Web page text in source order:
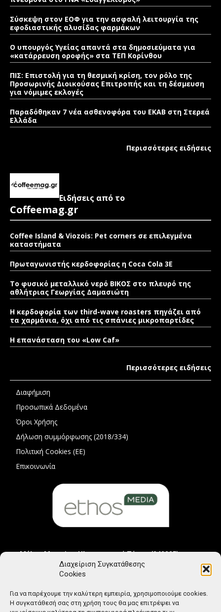
Διαχείριση Συγκατάθεσης
Cookies
Για να παρέχουμε την καλύτερη εμπειρία, χρησιμοποιούμε cookies.
Η συγκατάθεσή σας στη χρήση τους θα μας επιτρέψει να
Σύσκεψη στον ΕΟΦ για την ασφαλή λειτουργία της
εφοδιαστικής αλυσίδας φαρμάκων
Ο υπουργός Υγείας απαντά στα δημοσιεύματα για
«κατάρρευση οροφής» στα ΤΕΠ Κορίνθου
ΠΙΣ: Επιστολή για τη θεσμική κρίση, τον ρόλο της
Προσωρινής Διοικούσας Επιτροπής και τη δέσμευση
για νόμιμες εκλογές
Παραδόθηκαν 7 νέα ασθενοφόρα του ΕΚΑΒ στη Στερεά
Ελλάδα
Περισσότερες ειδήσεις
Ειδήσεις από το
Coffeemag.gr
Coffee Island & Viozois: Pet corners σε επιλεγμένα
καταστήματα
Πρωταγωνιστής κερδοφορίας η Coca Cola 3E
Το φυσικό μεταλλικό νερό ΒΙΚΟΣ στο πλευρό της
αθλήτριας Γεωργίας Δαμασιώτη
Η κερδοφορία των third-wave roasters πηγάζει από
τα χαρμάνια, όχι από τις σπάνιες μικροπαρτίδες
Η επανάσταση του «Low Caf»
Περισσότερες ειδήσεις
Διαφήμιση
Προσωπικά Δεδομένα
Όροι Χρήσης
Δήλωση συμμόρφωσης (2018/334)
Πολιτική Cookies (ΕΕ)
Επικοινωνία
Μέλος Μητρώου Ηλεκτρονικού Τύπου (242225)